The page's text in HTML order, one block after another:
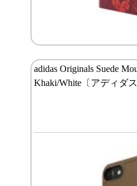
adidas Originals Suede
Khaki/White〔アディダス